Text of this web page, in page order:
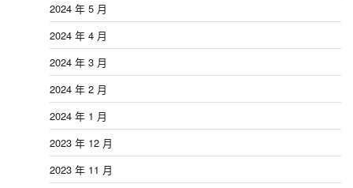
2024 年 5 月
2024 年 4 月
2024 年 3 月
2024 年 2 月
2024 年 1 月
2023 年 12 月
2023 年 11 月